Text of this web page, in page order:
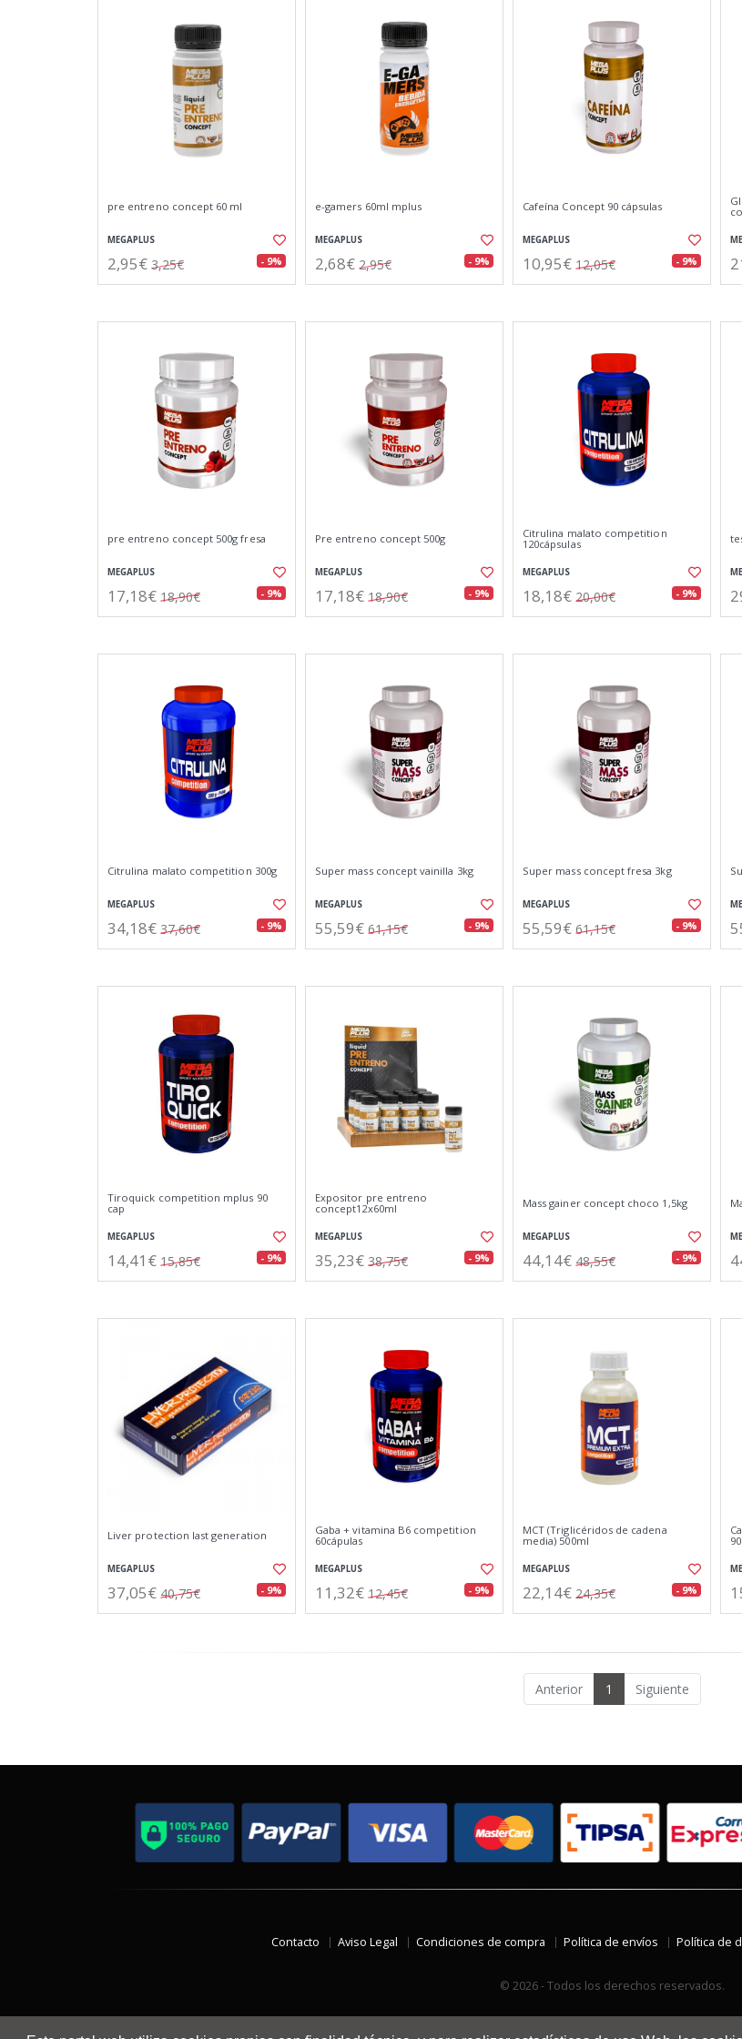
pre entreno concept 60 ml
MEGAPLUS
2,95€ 3,25€ - 9%
e-gamers 60ml mplus
MEGAPLUS
2,68€ 2,95€ - 9%
Cafeína Concept 90 cápsulas
MEGAPLUS
10,95€ 12,05€ - 9%
pre entreno concept 500g fresa
MEGAPLUS
17,18€ 18,90€ - 9%
Pre entreno concept 500g
MEGAPLUS
17,18€ 18,90€ - 9%
Citrulina malato competition
120cápsulas
MEGAPLUS
18,18€ 20,00€ - 9%
Citrulina malato competition 300g
MEGAPLUS
34,18€ 37,60€ - 9%
Super mass concept vainilla 3kg
MEGAPLUS
55,59€ 61,15€ - 9%
Super mass concept fresa 3kg
MEGAPLUS
55,59€ 61,15€ - 9%
Tiroquick competition mplus 90
cap
MEGAPLUS
14,41€ 15,85€ - 9%
Expositor pre entreno
concept12x60ml
MEGAPLUS
35,23€ 38,75€ - 9%
Mass gainer concept choco 1,5kg
MEGAPLUS
44,14€ 48,55€ - 9%
Liver protection last generation
MEGAPLUS
37,05€ 40,75€ - 9%
Gaba + vitamina B6 competition
60cápulas
MEGAPLUS
11,32€ 12,45€ - 9%
MCT (Triglicéridos de cadena
media) 500ml
MEGAPLUS
22,14€ 24,35€ - 9%
Anterior 1 Siguiente
Contacto Aviso Legal Condiciones de compra Política de envíos Política de
© 2026 - Todos los derechos reservados.